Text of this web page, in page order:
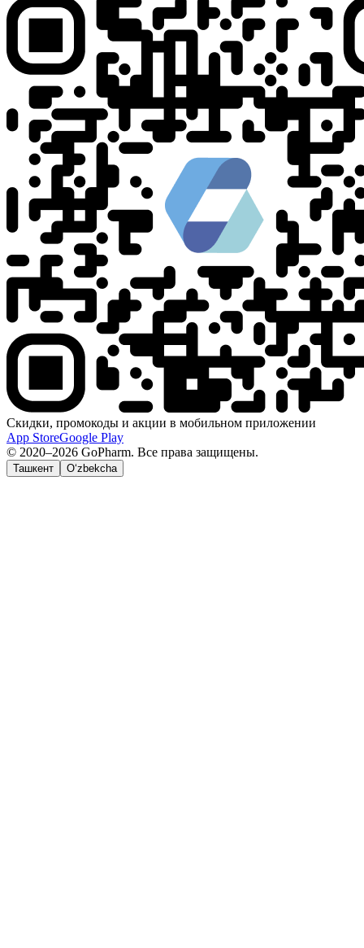
Скидки, промокоды и акции в мобильном приложении
App StoreGoogle Play
© 2020–2026 GoPharm. Все права защищены.
Ташкент O‘zbekcha